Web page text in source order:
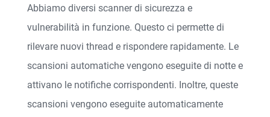
Abbiamo diversi scanner di sicurezza e
vulnerabilità in funzione. Questo ci permette di
rilevare nuovi thread e rispondere rapidamente. Le
scansioni automatiche vengono eseguite di notte e
attivano le notifiche corrispondenti. Inoltre, queste
scansioni vengono eseguite automaticamente